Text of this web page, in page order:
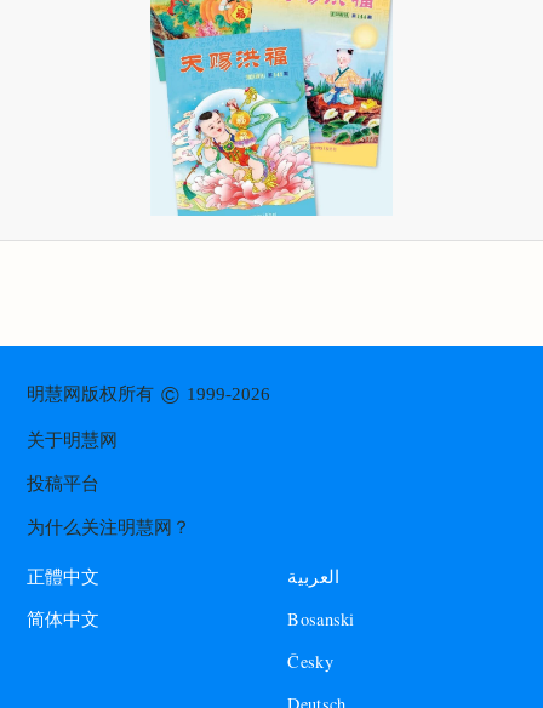
明慧网版权所有© 1999-2026
关于明慧网
投稿平台
为什么关注明慧网？
正體中文
简体中文
العربية
Bosanski
Česky
Deutsch